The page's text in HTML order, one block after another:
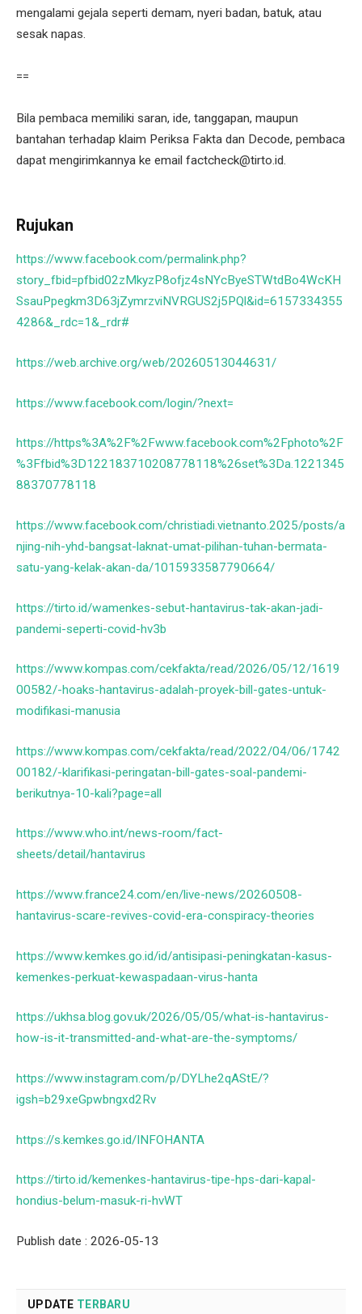
mengalami gejala seperti demam, nyeri badan, batuk, atau
sesak napas.
==
Bila pembaca memiliki saran, ide, tanggapan, maupun
bantahan terhadap klaim Periksa Fakta dan Decode, pembaca
dapat mengirimkannya ke email factcheck@tirto.id.
Rujukan
https://www.facebook.com/permalink.php?
story_fbid=pfbid02zMkyzP8ofjz4sNYcByeSTWtdBo4WcKH
SsauPpegkm3D63jZymrzviNVRGUS2j5PQl&id=6157334355
4286&_rdc=1&_rdr#
https://web.archive.org/web/20260513044631/
https://www.facebook.com/login/?next=
https://https%3A%2F%2Fwww.facebook.com%2Fphoto%2F
%3Ffbid%3D122183710208778118%26set%3Da.1221345
88370778118
https://www.facebook.com/christiadi.vietnanto.2025/posts/a
njing-nih-yhd-bangsat-laknat-umat-pilihan-tuhan-bermata-
satu-yang-kelak-akan-da/1015933587790664/
https://tirto.id/wamenkes-sebut-hantavirus-tak-akan-jadi-
pandemi-seperti-covid-hv3b
https://www.kompas.com/cekfakta/read/2026/05/12/1619
00582/-hoaks-hantavirus-adalah-proyek-bill-gates-untuk-
modifikasi-manusia
https://www.kompas.com/cekfakta/read/2022/04/06/1742
00182/-klarifikasi-peringatan-bill-gates-soal-pandemi-
berikutnya-10-kali?page=all
https://www.who.int/news-room/fact-
sheets/detail/hantavirus
https://www.france24.com/en/live-news/20260508-
hantavirus-scare-revives-covid-era-conspiracy-theories
https://www.kemkes.go.id/id/antisipasi-peningkatan-kasus-
kemenkes-perkuat-kewaspadaan-virus-hanta
https://ukhsa.blog.gov.uk/2026/05/05/what-is-hantavirus-
how-is-it-transmitted-and-what-are-the-symptoms/
https://www.instagram.com/p/DYLhe2qAStE/?
igsh=b29xeGpwbngxd2Rv
https://s.kemkes.go.id/INFOHANTA
https://tirto.id/kemenkes-hantavirus-tipe-hps-dari-kapal-
hondius-belum-masuk-ri-hvWT
Publish date : 2026-05-13
UPDATE TERBARU